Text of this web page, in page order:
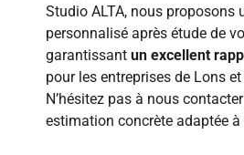
Studio ALTA, nous proposons
personnalisé après étude de
garantissant un excellent
pour les entreprises de Lons
N’hésitez pas à nous
estimation concrète adaptée